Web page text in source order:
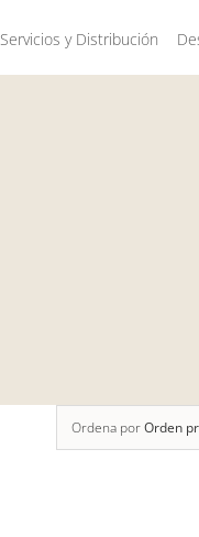
Servicios y Distribución
Ordena porOrden